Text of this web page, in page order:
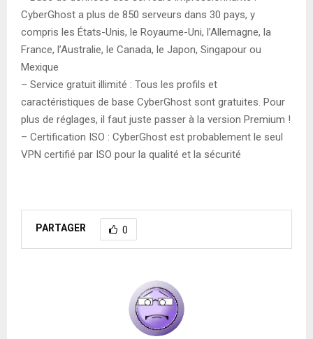
CyberGhost a plus de 850 serveurs dans 30 pays, y
compris les États-Unis, le Royaume-Uni, l’Allemagne, la
France, l’Australie, le Canada, le Japon, Singapour ou
Mexique
– Service gratuit illimité : Tous les profils et
caractéristiques de base CyberGhost sont gratuites. Pour
plus de réglages, il faut juste passer à la version Premium !
– Certification ISO : CyberGhost est probablement le seul
VPN certifié par ISO pour la qualité et la sécurité
PARTAGER 0